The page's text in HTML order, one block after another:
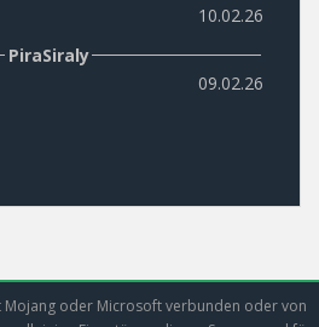
10.02.26
PiraSiraly
09.02.26
Mojang oder Microsoft verbunden oder von